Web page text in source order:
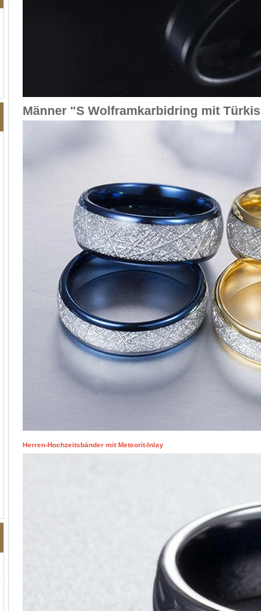
Männer "S Wolframkarbidring mit Türkis
Herren-Hochzeitsbänder mit Meteorit-Inlay